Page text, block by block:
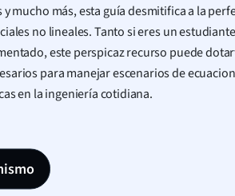
mucho más, esta guía desmitifica a la
no lineales. Tanto si eres un
este perspicaz recurso puede
para manejar escenarios de
en la ingeniería cotidiana.